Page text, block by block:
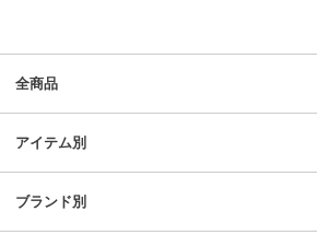
全商品
アイテム別
ブランド別